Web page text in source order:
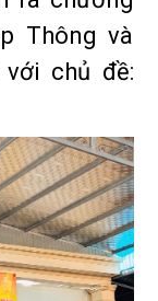
Thông và
chủ đề: